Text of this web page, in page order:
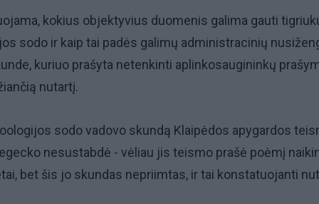
kokius objektyvius duomenis galima gauti
sodo ir kaip tai padės galimų administracinių
kuriuo prašyta netenkinti aplinkosaugininkų
nutartį.
sodo vadovo skundą Klaipėdos apygardos
nesustabdė - vėliau jis teismo prašė poėmį
bet šis jo skundas nepriimtas, ir tai konstatuojanti